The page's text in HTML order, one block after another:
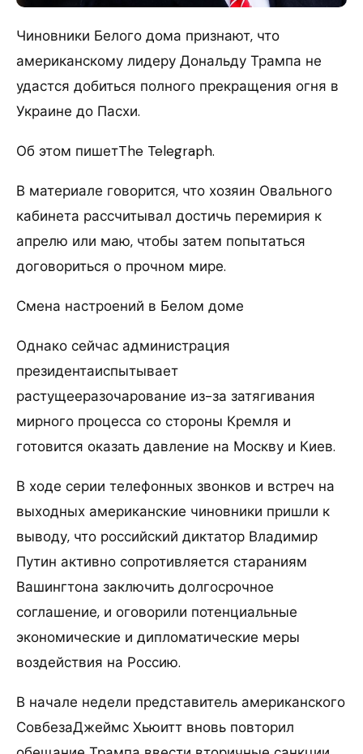
Чиновники Белого дома признают, что
американскому лидеру Дональду Трампа не
удастся добиться полного прекращения огня в
Украине до Пасхи.
Об этом пишетThe Telegraph.
В материале говорится, что хозяин Овального
кабинета рассчитывал достичь перемирия к
апрелю или маю, чтобы затем попытаться
договориться о прочном мире.
Смена настроений в Белом доме
Однако сейчас администрация
президентаиспытывает
растущееразочарование из-за затягивания
мирного процесса со стороны Кремля и
готовится оказать давление на Москву и Киев.
В ходе серии телефонных звонков и встреч на
выходных американские чиновники пришли к
выводу, что российский диктатор Владимир
Путин активно сопротивляется стараниям
Вашингтона заключить долгосрочное
соглашение, и оговорили потенциальные
экономические и дипломатические меры
воздействия на Россию.
В начале недели представитель американского
СовбезаДжеймс Хьюитт вновь повторил